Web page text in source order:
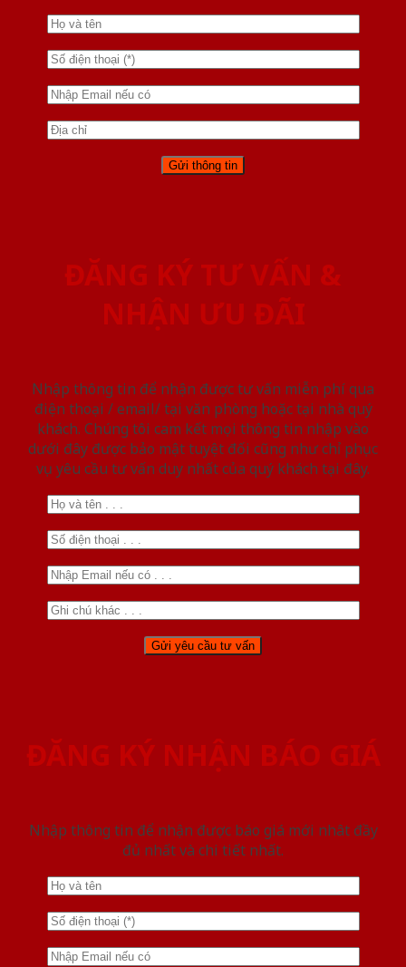
ĐĂNG KÝ TƯ VẤN &
NHẬN ƯU ĐÃI
Nhập thông tin để nhận được tư vấn miễn phí qua
điện thoại / email/ tại văn phòng hoặc tại nhà quý
khách. Chúng tôi cam kết mọi thông tin nhập vào
dưới đây được bảo mật tuyệt đối cũng như chỉ phục
vụ yêu cầu tư vấn duy nhất của quý khách tại đây.
ĐĂNG KÝ NHẬN BÁO GIÁ
Nhập thông tin để nhận được báo giá mới nhât đầy
đủ nhất và chi tiết nhất.